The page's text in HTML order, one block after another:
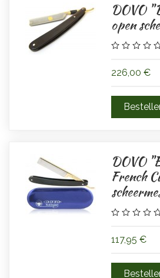
DOVO
open
226,00 €
DOVO
French
117,95 €